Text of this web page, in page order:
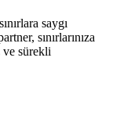
saygı
sınırlarınıza
ve sürekli